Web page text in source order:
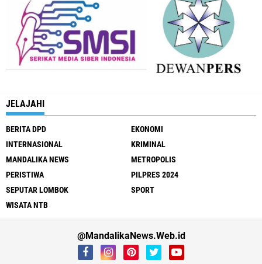
JELAJAHI
BERITA DPD
EKONOMI
INTERNASIONAL
KRIMINAL
MANDALIKA NEWS
METROPOLIS
PERISTIWA
PILPRES 2024
SEPUTAR LOMBOK
SPORT
WISATA NTB
@MandalikaNews.Web.id